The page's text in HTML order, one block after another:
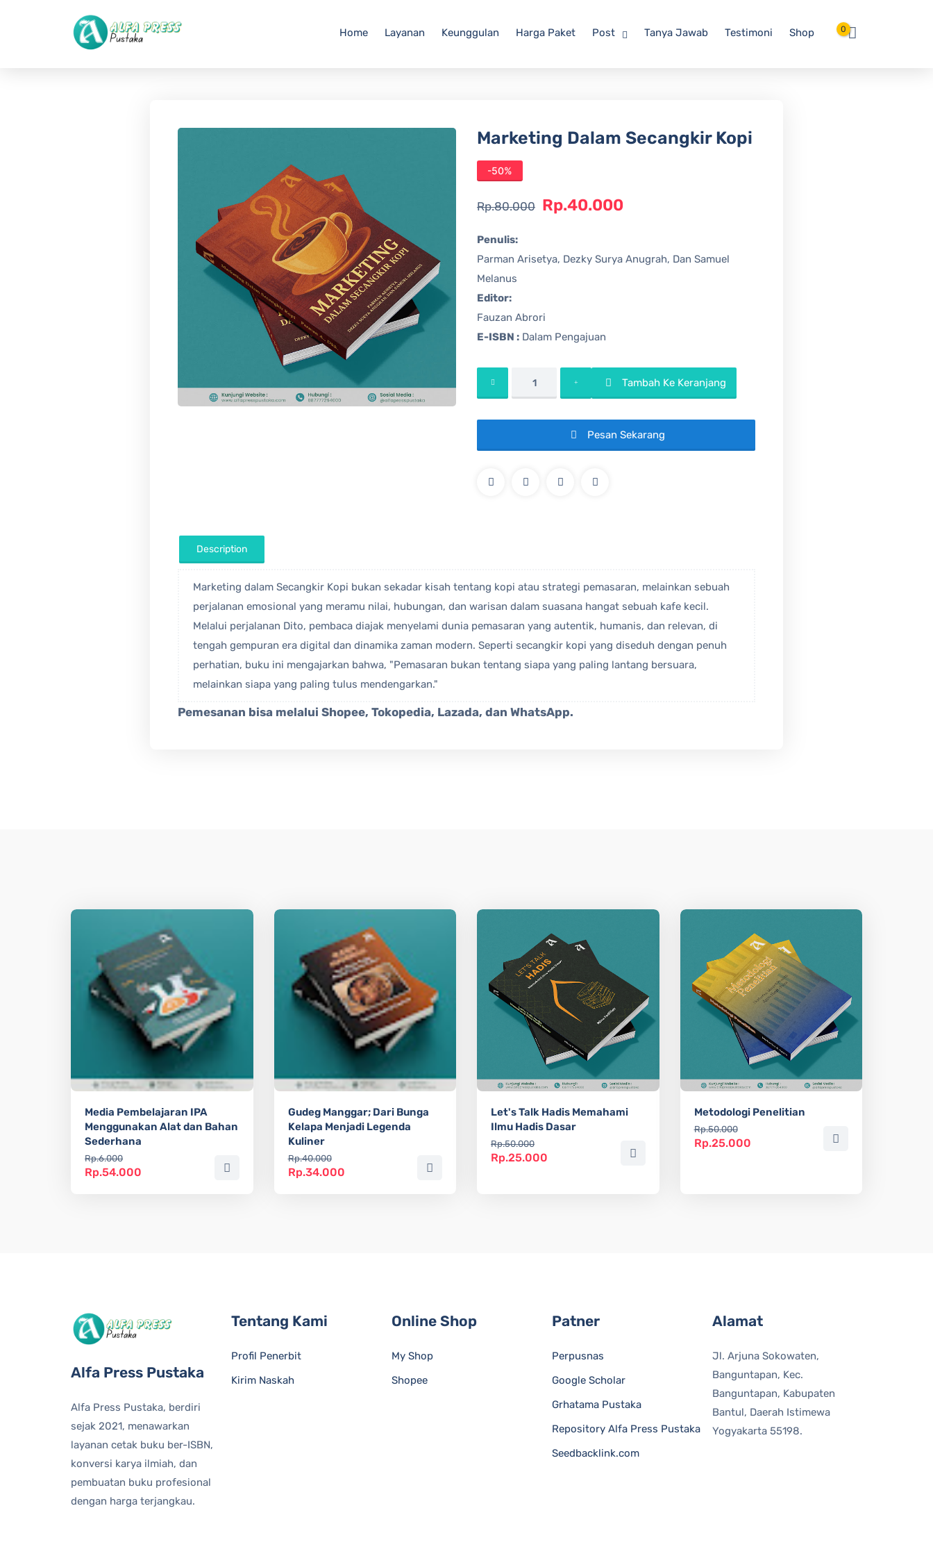
Langsung ke konten utama
Home Layanan Keunggulan Harga Paket Post Tanya Jawab Testimoni Shop 0
Marketing Dalam Secangkir Kopi
-50%
Rp.80.000 Rp.40.000
Penulis:
Parman Arisetya, Dezky Surya Anugrah, Dan Samuel
Melanus
Editor:
Fauzan Abrori
E-ISBN : Dalam Pengajuan
Tambah Ke Keranjang
Pesan Sekarang
Marketing dalam Secangkir Kopi bukan sekadar kisah tentang kopi atau strategi pemasaran, melainkan sebuah
perjalanan emosional yang meramu nilai, hubungan, dan warisan dalam suasana hangat sebuah kafe kecil.
Melalui perjalanan Dito, pembaca diajak menyelami dunia pemasaran yang autentik, humanis, dan relevan, di
tengah gempuran era digital dan dinamika zaman modern. Seperti secangkir kopi yang diseduh dengan penuh
perhatian, buku ini mengajarkan bahwa, "Pemasaran bukan tentang siapa yang paling lantang bersuara,
melainkan siapa yang paling tulus mendengarkan."
Pemesanan bisa melalui Shopee, Tokopedia, Lazada, dan WhatsApp.
Media Pembelajaran IPA
Menggunakan Alat dan Bahan
Sederhana
Rp.6.000
Rp.54.000
Gudeg Manggar; Dari Bunga
Kelapa Menjadi Legenda
Kuliner
Rp.40.000
Rp.34.000
Let's Talk Hadis Memahami
Ilmu Hadis Dasar
Rp.50.000
Rp.25.000
Metodologi Penelitian
Rp.50.000
Rp.25.000
Alfa Press Pustaka
Alfa Press Pustaka, berdiri
sejak 2021, menawarkan
layanan cetak buku ber-ISBN,
konversi karya ilmiah, dan
pembuatan buku profesional
dengan harga terjangkau.
Tentang Kami
Profil Penerbit
Kirim Naskah
Online Shop
My Shop
Shopee
Patner
Perpusnas
Google Scholar
Grhatama Pustaka
Repository Alfa Press Pustaka
Seedbacklink.com
Alamat
Jl. Arjuna Sokowaten,
Banguntapan, Kec.
Banguntapan, Kabupaten
Bantul, Daerah Istimewa
Yogyakarta 55198.